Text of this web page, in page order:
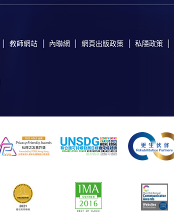
教師網站 內聯網 網頁出版政策 私隱政策